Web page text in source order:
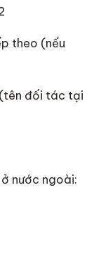
theo (nếu
đối tác tại
nước ngoài: